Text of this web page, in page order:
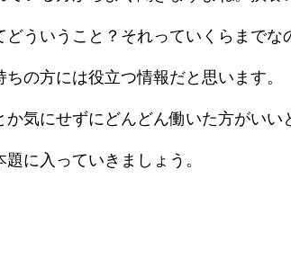
ういうこと？それっていくらまでな
の方には役立つ情報だと思います。
気にせずにどんどん働いた方がいい
に入っていきましょう。